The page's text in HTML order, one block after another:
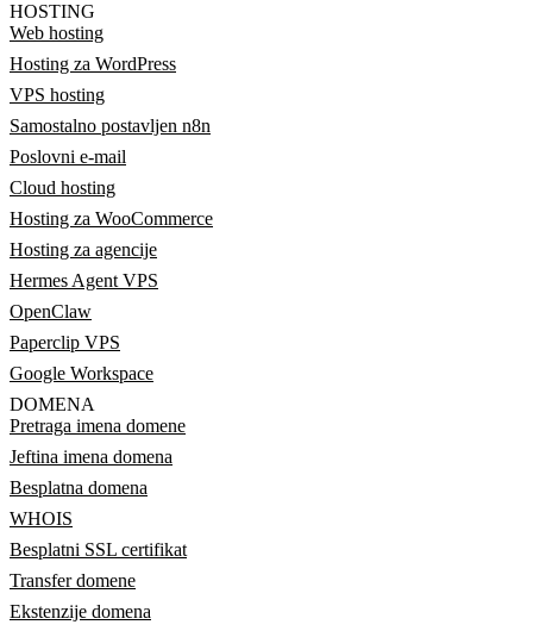
HOSTING
Web hosting
Hosting za WordPress
VPS hosting
Samostalno postavljen n8n
Poslovni e-mail
Cloud hosting
Hosting za WooCommerce
Hosting za agencije
Hermes Agent VPS
OpenClaw
Paperclip VPS
Google Workspace
DOMENA
Pretraga imena domene
Jeftina imena domena
Besplatna domena
WHOIS
Besplatni SSL certifikat
Transfer domene
Ekstenzije domena